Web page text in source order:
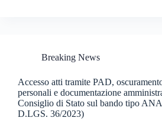
Breaking News
Accesso atti tramite PAD,
personali e documentazione
Consiglio di Stato sul bando tipo
D.LGS. 36/2023)